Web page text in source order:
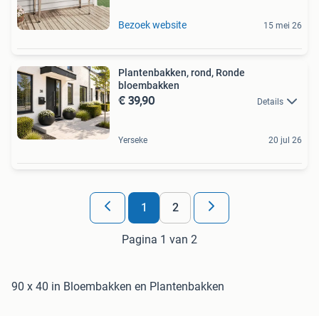
Bezoek website 15 mei 26
Plantenbakken, rond, Ronde
bloembakken
€ 39,90 Details
Yerseke 20 jul 26
1 2
Pagina 1 van 2
90 x 40 in Bloembakken en Plantenbakken